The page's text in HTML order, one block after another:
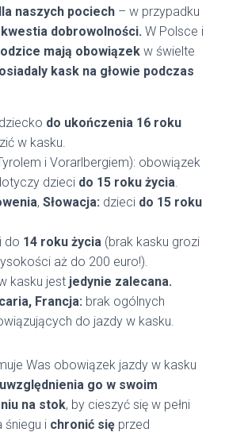
naszych pociech – w przypadku
dobrowolności. W Polsce i
mają obowiązek w świelte
kask na głowie podczas
do ukończenia 16 roku
w kasku.
i Vorarlbergiem): obowiązek
dzieci do 15 roku życia.
, Słowacja: dzieci do 15 roku
do 14 roku życia (brak kasku grozi
aż do 200 euro!).
kasku jest jedynie zalecana.
Francja: brak ogólnych
do jazdy w kasku.
Was obowiązek jazdy w kasku
go w swoim
na stok, by cieszyć się w pełni
śniegu i chronić się przed